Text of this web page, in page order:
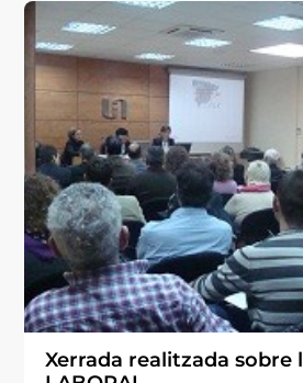
Xerrada realitzada sobre